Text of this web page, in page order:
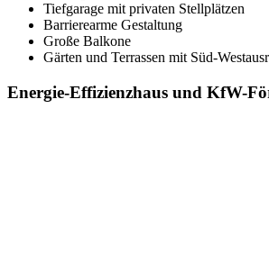
Tiefgarage mit privaten Stellplätzen
Barrierearme Gestaltung
Große Balkone
Gärten und Terrassen mit Süd-
Energie-Effizienzhaus und KfW-